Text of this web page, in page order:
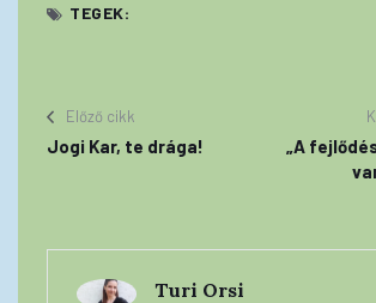
TEGEK:
Előző cikk
Jogi Kar, te drága!
„A
Turi Orsi